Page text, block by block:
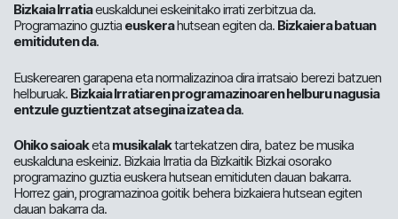
Bizkaia Irratiaeuskaldunei eskeinitako irrati zerbitzua da.
Programazino guztia euskerahutsean egiten da. Bizkaiera batuan
emitiduten da.
Euskerearen garapena eta normalizazinoa dira irratsaio berezi batzuen
helburuak. Bizkaia Irratiaren programazinoaren helburu nagusia
entzule guztientzat atsegina izatea da.
Ohiko saioaketa musikalaktartekatzen dira, batez be musika
euskalduna eskeiniz. Bizkaia Irratia da Bizkaitik Bizkai osorako
programazino guztia euskera hutsean emitiduten dauan bakarra.
Horrez gain, programazinoa goitik behera bizkaiera hutsean egiten
dauan bakarra da.